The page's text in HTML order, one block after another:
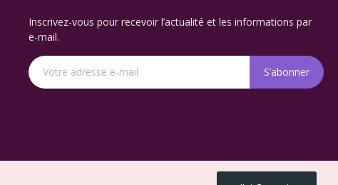
Inscrivez-vous pour recevoir l’actualité et les informations par
e-mail.
S’abonner